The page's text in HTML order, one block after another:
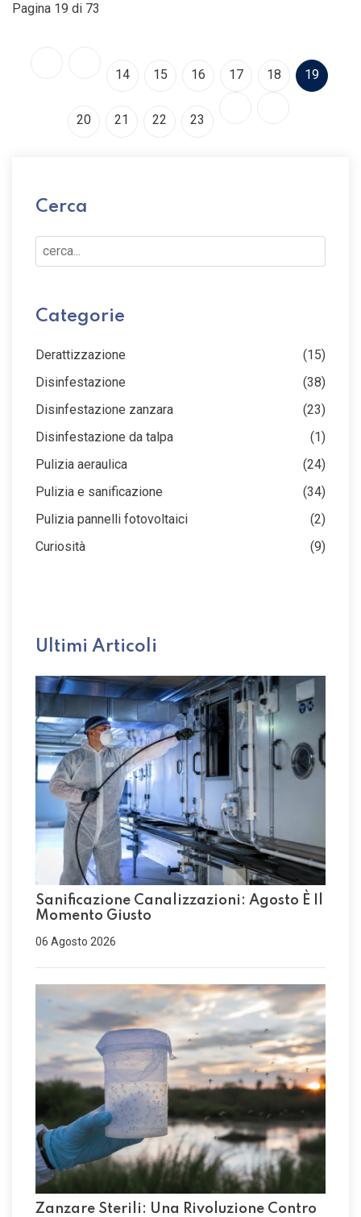
Pagina 19 di 73
14 15 16 17 18 19
20 21 22 23
Cerca
Cerca...
Categorie
Derattizzazione
(15)
Disinfestazione
(38)
Disinfestazione zanzara
(23)
Disinfestazione da talpa
(1)
Pulizia aeraulica
(24)
Pulizia e sanificazione
(34)
Pulizia pannelli fotovoltaici
(2)
Curiosità
(9)
Ultimi Articoli
Sanificazione Canalizzazioni: Agosto È Il
Momento Giusto
06 Agosto 2026
Zanzare Sterili: Una Rivoluzione Contro